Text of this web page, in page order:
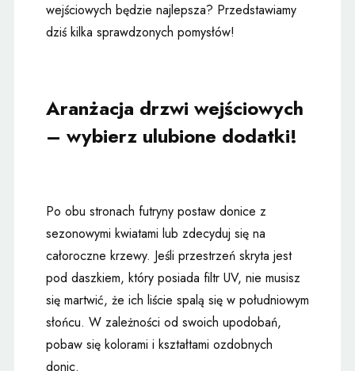
wejściowych będzie najlepsza? Przedstawiamy
dziś kilka sprawdzonych pomysłów!
Aranżacja drzwi wejściowych
– wybierz ulubione dodatki!
Po obu stronach futryny postaw donice z
sezonowymi kwiatami lub zdecyduj się na
całoroczne krzewy. Jeśli przestrzeń skryta jest
pod daszkiem, który posiada filtr UV, nie musisz
się martwić, że ich liście spalą się w południowym
słońcu. W zależności od swoich upodobań,
pobaw się kolorami i kształtami ozdobnych
donic.